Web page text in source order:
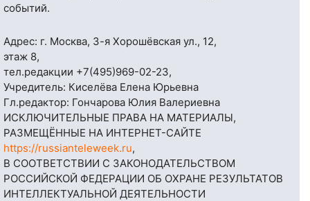
событий.
Адрес: г. Москва, 3-я Хорошёвская ул., 12,
этаж 8,
тел.редакции +7(495)969-02-23,
Учредитель: Киселёва Елена Юрьевна
Гл.редактор: Гончарова Юлия Валериевна
ИСКЛЮЧИТЕЛЬНЫЕ ПРАВА НА МАТЕРИАЛЫ,
РАЗМЕЩЁННЫЕ НА ИНТЕРНЕТ-САЙТЕ
https://russianteleweek.ru,
В СООТВЕТСТВИИ С ЗАКОНОДАТЕЛЬСТВОМ
РОССИЙСКОЙ ФЕДЕРАЦИИ ОБ ОХРАНЕ РЕЗУЛЬТАТОВ
ИНТЕЛЛЕКТУАЛЬНОЙ ДЕЯТЕЛЬНОСТИ